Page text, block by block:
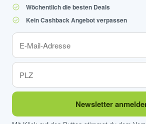
Wöchentlich die besten Deals
Kein Cashback Angebot verpassen
Newsletter